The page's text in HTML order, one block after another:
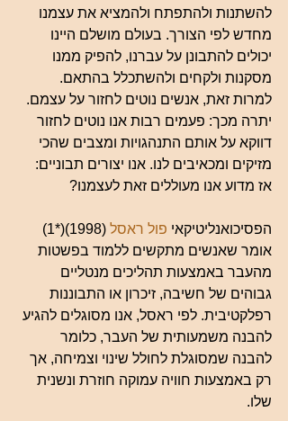
להשתנות ולהתפתח ולהמציא את עצמנו
מחדש לפי הצורך. בעולם מושלם היינו
יכולים להתבונן על עברנו, להפיק ממנו
מסקנות ולקחים ולהשתכלל בהתאם.
למרות זאת, אנשים נוטים לחזור על עצמם.
יתרה מכך: פעמים רבות אנו נוטים לחזור
דווקא על אותם התנהגויות ומצבים שהכי
מזיקים ומכאיבים לנו. אנו יצורים תבוניים:
אז מדוע אנו מעוללים זאת לעצמנו?
הפסיכואנליטיקאי פול ראסל
(1998)(*1)
אומר שאנשים מתקשים ללמוד בפשטות
מהעבר באמצעות תהליכים מנטליים
גבוהים של חשיבה, זיכרון או התבוננות
רפלקטיבית. לפי ראסל, אנו מסוגלים להגיע
להבנה משמעותית של העבר, כלומר
להבנה שמסוגלת לחולל שינוי וצמיחה, אך
רק באמצעות חוויה עמוקה חוזרת ונשנית
שלו.